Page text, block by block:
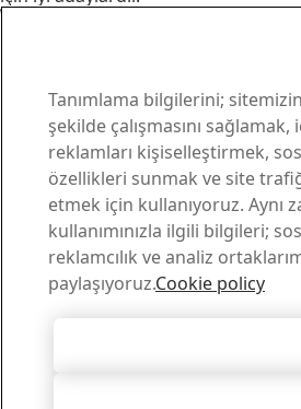
Sorularınız için
iletişim kurun
Yükleme Merkezi
SSAB broşürlerini, sertifikalarını ve
aratıp bilgisayarınıza
Yüklemelere git
Satış
Tanımlama bilgilerini;
şekilde çalışmasını
reklamları kişiselleştirmek,
özellikleri sunmak ve site
etmek için kullanıyoruz. Aynı
kullanımınızla ilgili bilgileri;
reklamcılık ve analiz
paylaşıyoruz.Cookie policy